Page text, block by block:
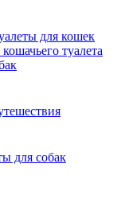
для кошек
туалета
для собак